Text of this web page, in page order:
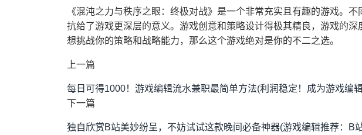
《混沌之力与秩序之眼：终极对战》是一个非常充实且有趣的游戏。
抗给了游戏更深层的意义。游戏创意和策略设计得极其精良，游戏的
想挑战你的策略和战略能力，那么这个游戏绝对是你的不二之选。
上一篇
每日可得1000！游戏编辑流水兼职最简单方法(利润稳定！成为游戏编
下一篇
独自欣赏B站美妙纷呈，不妨试试这款晚间必备神器(游戏编辑推荐：B